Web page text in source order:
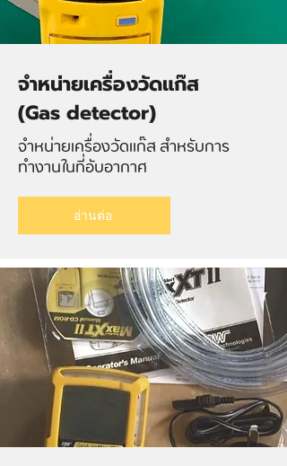
จำหน่ายเครื่องวัดแก๊ส
(Gas detector)
จำหน่ายเครื่องวัดแก๊ส สำหรับการ
ทำงานในที่อับอากาศ
อ่านต่อ